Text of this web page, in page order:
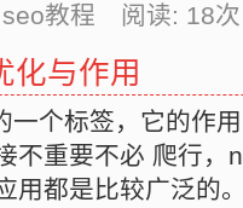
教程 阅读: 18
化与作用
一个标签，它的作
不重要不必 爬行，
用都是比较广泛的